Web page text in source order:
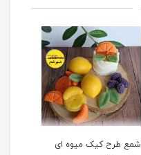
شمع طرح کیک میوه ای